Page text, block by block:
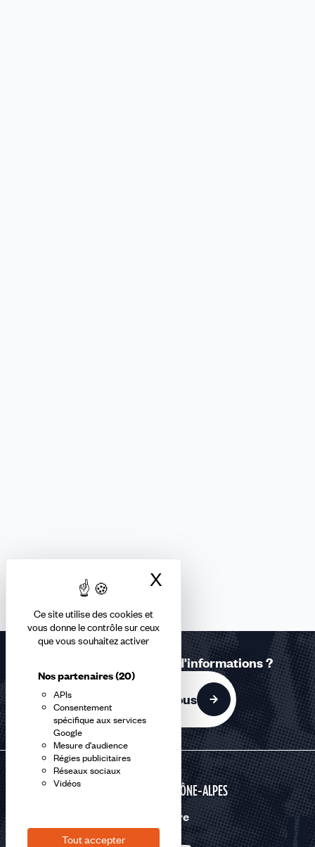
Ce site utilise des cookies et
vous donne le contrôle sur ceux
que vous souhaitez activer
Nos partenaires(20)
APIs
Consentement
spécifique aux services
Google
Mesure d'audience
Régies publicitaires
Réseaux sociaux
Vidéos
Tout accepter
X
Une question ? Besoin d'informations ?
Contactez-nous
AUVERGNE RHÔNE-ALPES
Nous suivre